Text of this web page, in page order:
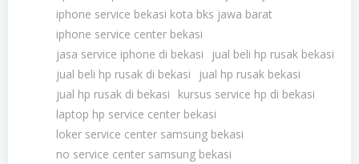
iphone service bekasi kota bks jawa barat
iphone service center bekasi
jasa service iphone di bekasi
jual beli hp rusak bekasi
jual beli hp rusak di bekasi
jual hp rusak bekasi
jual hp rusak di bekasi
kursus service hp di bekasi
laptop hp service center bekasi
loker service center samsung bekasi
no service center samsung bekasi